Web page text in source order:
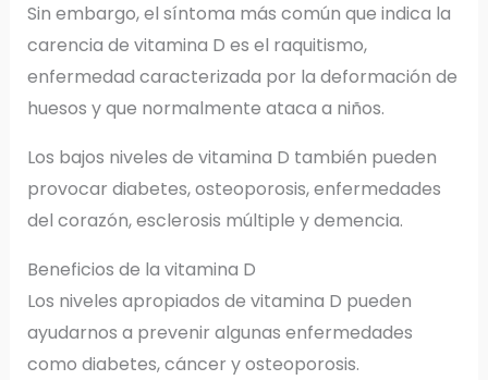
Sin embargo, el síntoma más común que indica la
carencia de vitamina D es el raquitismo,
enfermedad caracterizada por la deformación de
huesos y que normalmente ataca a niños.
Los bajos niveles de vitamina D también pueden
provocar diabetes, osteoporosis, enfermedades
del corazón, esclerosis múltiple y demencia.
Beneficios de la vitamina D
Los niveles apropiados de vitamina D pueden
ayudarnos a prevenir algunas enfermedades
como diabetes, cáncer y osteoporosis.